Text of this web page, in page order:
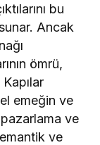
bu
Ancak
ömrü,
emeğin ve
ve
ve